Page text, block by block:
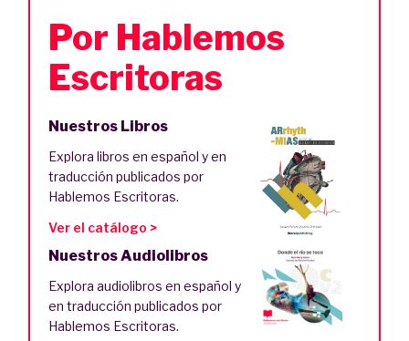
Por Hablemos
Escritoras
Nuestros Libros
Explora libros en español y en
traducción publicados por
Hablemos Escritoras.
Ver el catálogo >
Nuestros Audiolibros
Explora audiolibros en español y
en traducción publicados por
Hablemos Escritoras.